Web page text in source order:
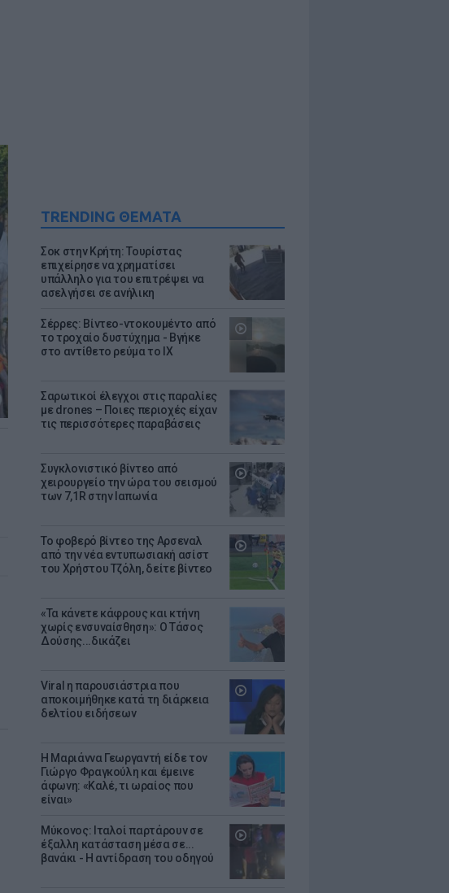
TRENDING ΘΕΜΑΤΑ
Σοκ στην Κρήτη: Τουρίστας
επιχείρησε να χρηματίσει
υπάλληλο για του επιτρέψει να
ασελγήσει σε ανήλικη
Σέρρες: Βίντεο-ντοκουμέντο από
το τροχαίο δυστύχημα - Βγήκε
στο αντίθετο ρεύμα το ΙΧ
Σαρωτικοί έλεγχοι στις παραλίες
με drones – Ποιες περιοχές είχαν
τις περισσότερες παραβάσεις
Συγκλονιστικό βίντεο από
χειρουργείο την ώρα του σεισμού
των 7,1R στην Ιαπωνία
Το φοβερό βίντεο της Αρσεναλ
από την νέα εντυπωσιακή ασίστ
του Χρήστου Τζόλη, δείτε βίντεο
«Τα κάνετε κάφρους και κτήνη
χωρίς ενσυναίσθηση»: Ο Τάσος
Δούσης...δικάζει
Viral η παρουσιάστρια που
αποκοιμήθηκε κατά τη διάρκεια
δελτίου ειδήσεων
Η Μαριάννα Γεωργαντή είδε τον
Γιώργο Φραγκούλη και έμεινε
άφωνη: «Καλέ, τι ωραίος που
είναι»
Μύκονος: Ιταλοί παρτάρουν σε
έξαλλη κατάσταση μέσα σε...
βανάκι - Η αντίδραση του οδηγού